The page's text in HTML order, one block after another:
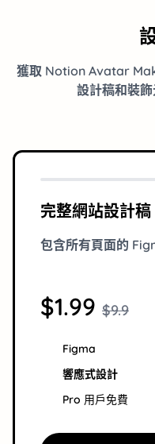
獲取 Notion Avatar
設計稿和裝
完整網站設計稿
包含所有頁面的
$1.99 $9.9
Figma
響應式設計
Pro 用戶免費